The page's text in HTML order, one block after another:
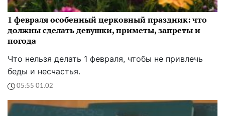
1 февраля особенный церковный праздник: что
должны сделать девушки, приметы, запреты и
погода
Что нельзя делать 1 февраля, чтобы не привлечь
беды и несчастья.
05:55 01.02